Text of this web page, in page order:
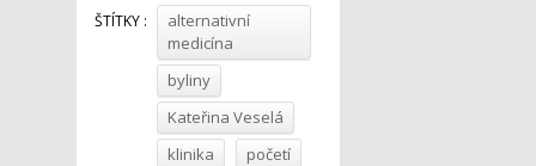
ŠTÍTKY :
alternativní
medicína
byliny
Kateřina Veselá
klinika
početí